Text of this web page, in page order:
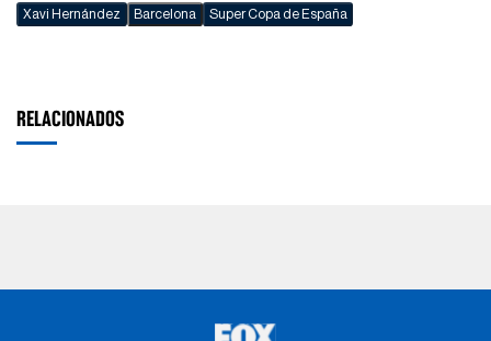
Xavi Hernández Barcelona Super Copa de España
RELACIONADOS